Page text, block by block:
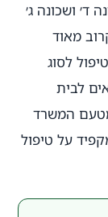
ד׳ ושכונה ג׳
מאוד
לסוג
לבית
מטעם המשרד
בעל היתר רעלים 2292, מקפיד על טיפול